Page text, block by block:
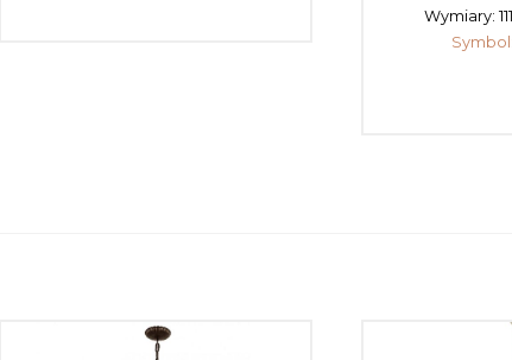
Wymiary:
Symbol: